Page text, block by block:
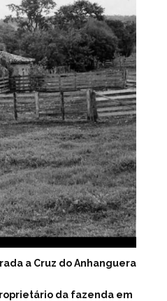
a Cruz do Anhanguera
da fazenda em